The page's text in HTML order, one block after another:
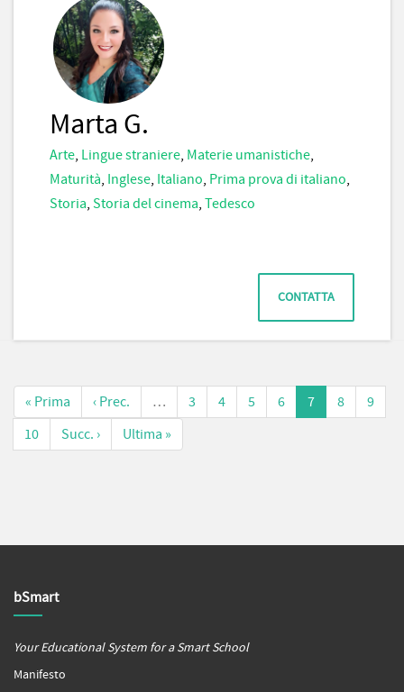
Marta G.
Arte, Lingue straniere, Materie umanistiche,
Maturità, Inglese, Italiano, Prima prova di italiano,
Storia, Storia del cinema, Tedesco
CONTATTA
« Prima ‹ Prec. … 3 4 5 6 7 8
9
10
Succ. › Ultima »
bSmart
Your Educational System for a Smart School
Manifesto